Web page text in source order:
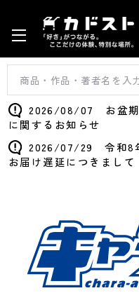
2026/08/07 お盆期
に関するお知らせ
2026/07/29 令和8
お届け遅延につきまして